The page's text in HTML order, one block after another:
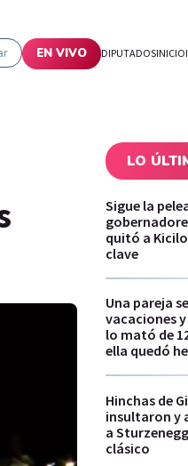
EN VIVO DIPUTADOSINICIO
LO
Sigue la
quitó a
clave
Una pareja
vacaciones
lo mató de
ella quedó
Hinchas de
insultaron y
a
clásico